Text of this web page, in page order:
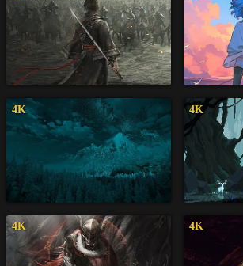
4K 4K
4K 4K